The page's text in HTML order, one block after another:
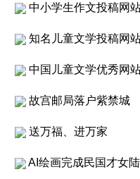
中小学生作文投稿网
知名儿童文学投稿网
中国儿童文学优秀网
故宫邮局落户紫禁城
送万福、进万家
AI绘画完成民国才女